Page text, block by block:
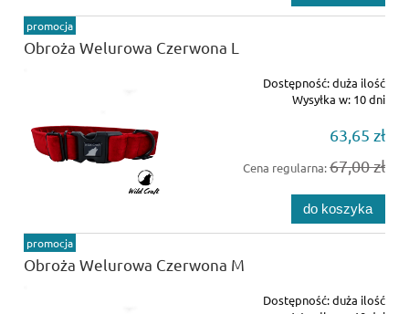
Obroża Welurowa Czerwona L
Dostępność:duża ilość
Wysyłka w: 10 dni
63,65 zł
Cena regularna:67,00 zł
do koszyka
promocja
Obroża Welurowa Czerwona M
Dostępność:duża ilość
promocja